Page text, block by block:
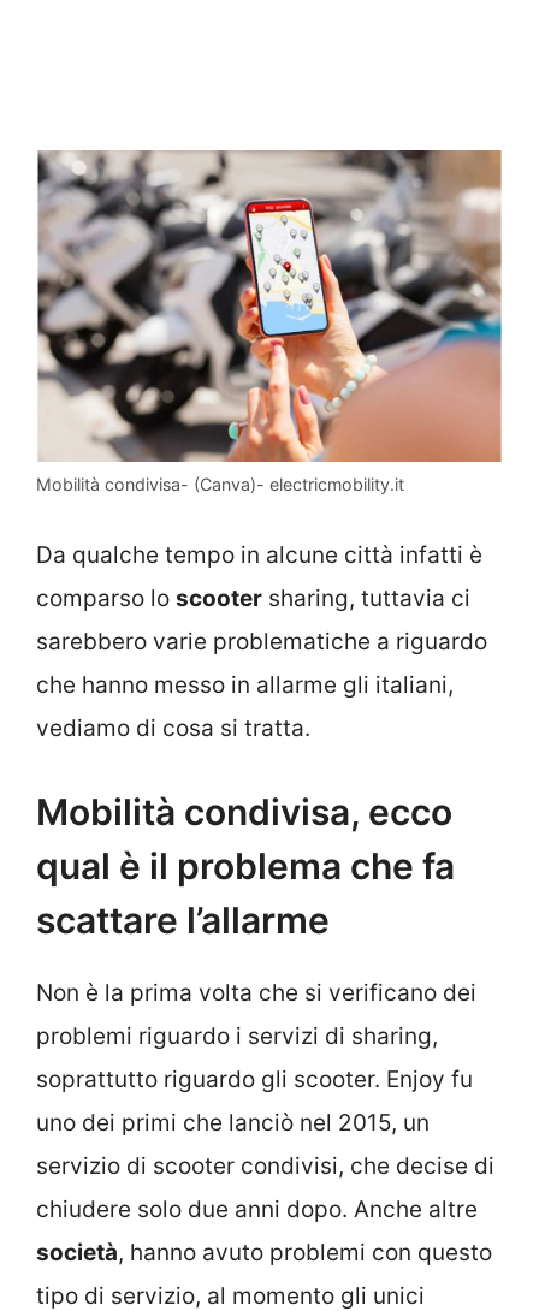
Mobilità condivisa- (Canva)- electricmobility.it
Da qualche tempo in alcune città infatti è
comparso lo scooter sharing, tuttavia ci
sarebbero varie problematiche a riguardo
che hanno messo in allarme gli italiani,
vediamo di cosa si tratta.
Mobilità condivisa, ecco
qual è il problema che fa
scattare l’allarme
Non è la prima volta che si verificano dei
problemi riguardo i servizi di sharing,
soprattutto riguardo gli scooter. Enjoy fu
uno dei primi che lanciò nel 2015, un
servizio di scooter condivisi, che decise di
chiudere solo due anni dopo. Anche altre
società, hanno avuto problemi con questo
tipo di servizio, al momento gli unici